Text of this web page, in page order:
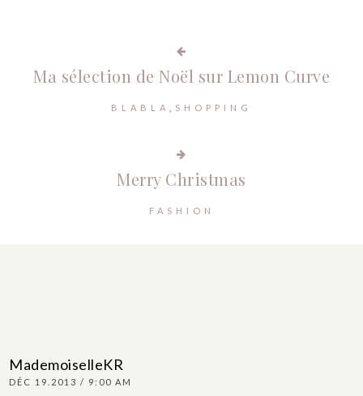
Ma sélection de Noël sur Lemon Curve
BLABLA SHOPPING
Merry Christmas
FASHION
MademoiselleKR
DÉC 19.2013 / 9:00 AM